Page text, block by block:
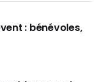
: bénévoles,